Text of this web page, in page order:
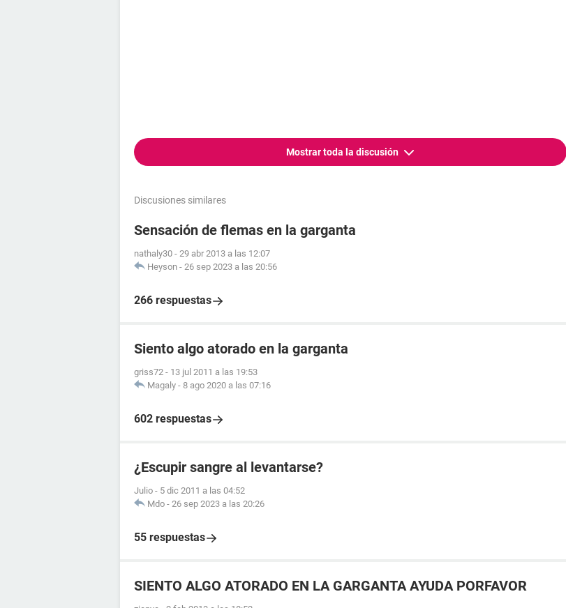
Mostrar toda la discusión
Discusiones similares
Sensación de flemas en la garganta
nathaly30 - 29 abr 2013 a las 12:07
Heyson - 26 sep 2023 a las 20:56
266 respuestas
Siento algo atorado en la garganta
griss72 - 13 jul 2011 a las 19:53
Magaly - 8 ago 2020 a las 07:16
602 respuestas
¿Escupir sangre al levantarse?
Julio - 5 dic 2011 a las 04:52
Mdo - 26 sep 2023 a las 20:26
55 respuestas
SIENTO ALGO ATORADO EN LA GARGANTA AYUDA PORFAVOR